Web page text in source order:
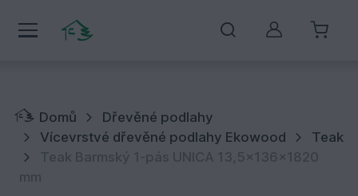
Můj účet
Domů
Dřevěné podlahy
Vícevrstvé dřevěné podlahy Ekowood
Teak
Teak Barmský 1-pás UNICA 13,5x136x1820
mm